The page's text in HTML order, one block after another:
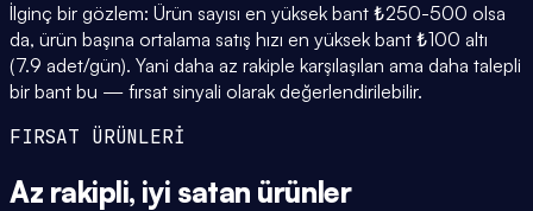
İlginç bir gözlem: Ürün sayısı en yüksek bant ₺250-500 olsa
da, ürün başına ortalama satış hızı en yüksek bant ₺100 altı
(7.9 adet/gün). Yani daha az rakiple karşılaşılan ama daha talepli
bir bant bu — fırsat sinyali olarak değerlendirilebilir.
FIRSAT ÜRÜNLERİ
Az rakipli, iyi satan ürünler